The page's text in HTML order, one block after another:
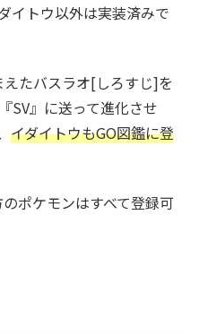
イトウ以外は実装済みで
たバスラオ[しろすじ]を
SV』に送って進化させ
イダイトウもGO図鑑に登
ポケモンはすべて登録可